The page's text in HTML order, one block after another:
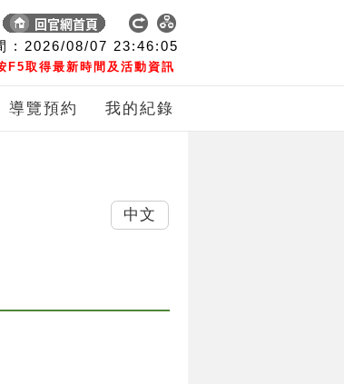
: 2026/08/07 23:46:06
F5取得最新時間及活動資訊
導覽預約 我的紀錄